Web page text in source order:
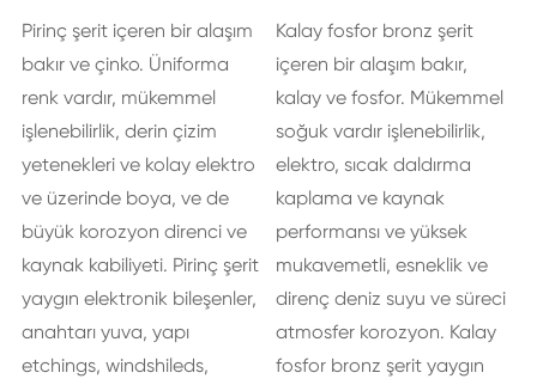
Pirinç şerit içeren bir alaşım
bakır ve çinko. Üniforma
renk vardır, mükemmel
işlenebilirlik, derin çizim
yetenekleri ve kolay elektro
ve üzerinde boya, ve de
büyük korozyon direnci ve
kaynak kabiliyeti. Pirinç şerit
yaygın elektronik bileşenler,
anahtarı yuva, yapı
etchings, windshileds,
Kalay fosfor bronz şerit
içeren bir alaşım bakır,
kalay ve fosfor. Mükemmel
soğuk vardır işlenebilirlik,
elektro, sıcak daldırma
kaplama ve kaynak
performansı ve yüksek
mukavemetli, esneklik ve
direnç deniz suyu ve süreci
atmosfer korozyon. Kalay
fosfor bronz şerit yaygın